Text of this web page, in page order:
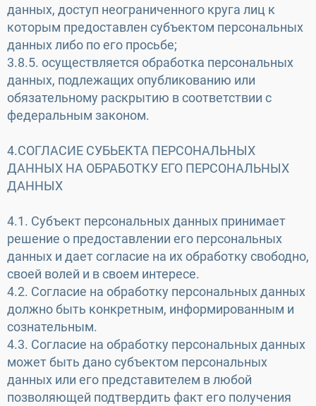
данных, доступ неограниченного круга лиц к
которым предоставлен субъектом персональных
данных либо по его просьбе;
3.8.5. осуществляется обработка персональных
данных, подлежащих опубликованию или
обязательному раскрытию в соответствии с
федеральным законом.
4.СОГЛАСИЕ СУБЬЕКТА ПЕРСОНАЛЬНЫХ
ДАННЫХ НА ОБРАБОТКУ ЕГО ПЕРСОНАЛЬНЫХ
ДАННЫХ
4.1. Субъект персональных данных принимает
решение о предоставлении его персональных
данных и дает согласие на их обработку свободно,
своей волей и в своем интересе.
4.2. Согласие на обработку персональных данных
должно быть конкретным, информированным и
сознательным.
4.3. Согласие на обработку персональных данных
может быть дано субъектом персональных
данных или его представителем в любой
позволяющей подтвердить факт его получения